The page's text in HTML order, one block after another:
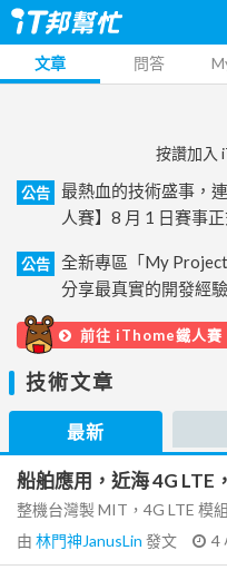
文章 問答
按讚加入
公告
最熱血的技術盛事，
人賽】8 月 1 日賽事正
公告
全新專區「My
分享最真實的開發經驗
前往 iThome鐵人賽
技術文章
最新
船舶應用，近海 4G LTE
整機台灣製 MIT，4G LTE 模
由 林門神JanusLin 發文 4